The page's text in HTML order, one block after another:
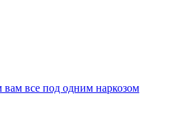
вам все под одним наркозом